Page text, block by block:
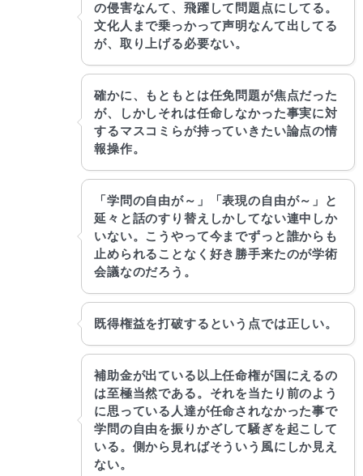
の侵害なんて、飛躍して問題点にしてる。
文化人まで乗っかって声明なんて出してる
が、取り上げる必要ない。
確かに、もともとは任免問題が焦点だった
が、しかしそれは任命しなかった事実に対
するマスコミらが持っていきたい論点の情
報操作。
「学問の自由が～」「表現の自由が～」と
延々と話のすり替えしかしてない連中しか
いない。こうやって今までずっと誰からも
止められることなく好き勝手来たのが学術
会議なのだろう。
既得権益を打破するという点では正しい。
補助金が出ている以上任命権が国にえるの
は至極当然である。それを当たり前のよう
に思っている人達が任命されなかった事で
学問の自由を振りかざして騒ぎを起こして
いる。側から見ればそういう風にしか見え
ない。